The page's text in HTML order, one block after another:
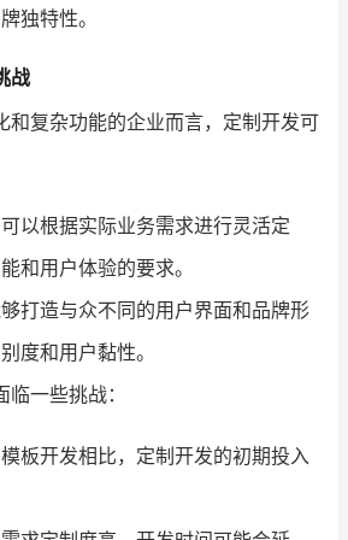
独特性。
战
和复杂功能的企业而言，定制开发可
可以根据实际业务需求进行灵活定
和用户体验的要求。
打造与众不同的用户界面和品牌形
度和用户黏性。
一些挑战：
板开发相比，定制开发的初期投入